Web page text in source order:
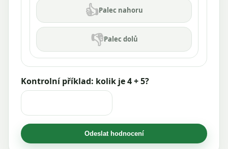
👍Palec nahoru
👎Palec dolů
Kontrolní příklad: kolik je 4 + 5?
Odeslat hodnocení